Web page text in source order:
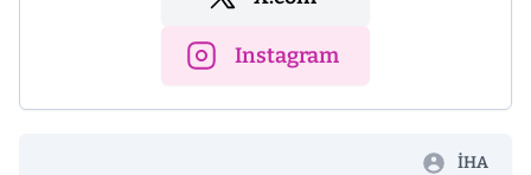
Instagram
İHA